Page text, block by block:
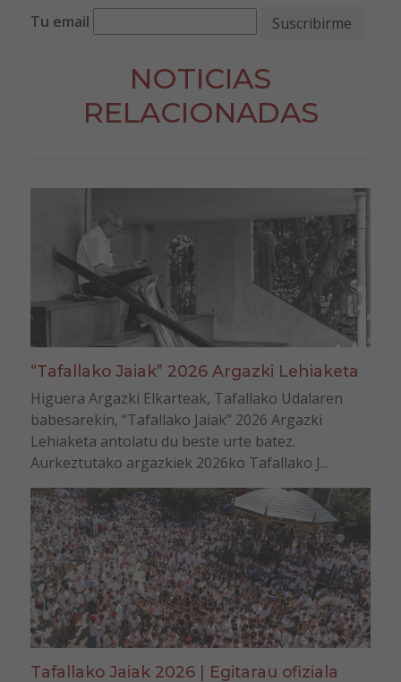
Tu email
NOTICIAS
RELACIONADAS
“Tafallako Jaiak” 2026 Argazki Lehiaketa
Higuera Argazki Elkarteak, Tafallako Udalaren
babesarekin, “Tafallako Jaiak” 2026 Argazki
Lehiaketa antolatu du beste urte batez.
Aurkeztutako argazkiek 2026ko Tafallako J...
Tafallako Jaiak 2026 | Egitarau ofiziala